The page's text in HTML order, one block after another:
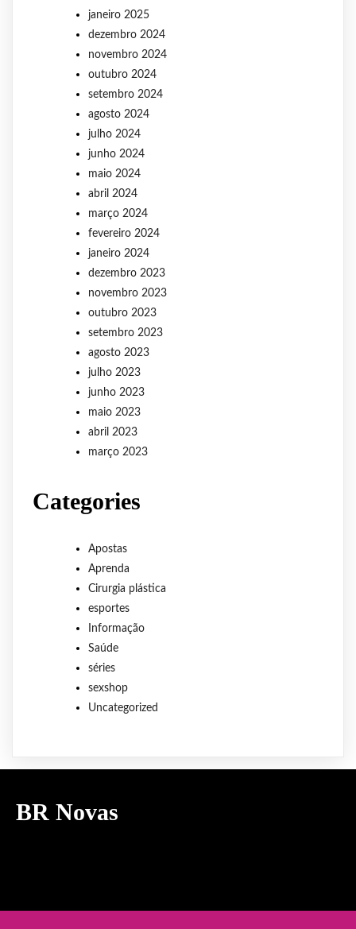
janeiro 2025
dezembro 2024
novembro 2024
outubro 2024
setembro 2024
agosto 2024
julho 2024
junho 2024
maio 2024
abril 2024
março 2024
fevereiro 2024
janeiro 2024
dezembro 2023
novembro 2023
outubro 2023
setembro 2023
agosto 2023
julho 2023
junho 2023
maio 2023
abril 2023
março 2023
Categories
Apostas
Aprenda
Cirurgia plástica
esportes
Informação
Saúde
séries
sexshop
Uncategorized
BR Novas